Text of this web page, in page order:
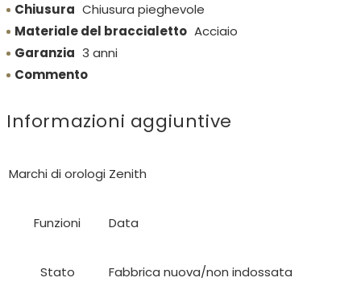
Chiusura Chiusura pieghevole
Materiale del braccialetto Acciaio
Garanzia 3 anni
Commento
Informazioni aggiuntive
Marchi di orologi Zenith
Funzioni Data
Stato Fabbrica nuova/non indossata